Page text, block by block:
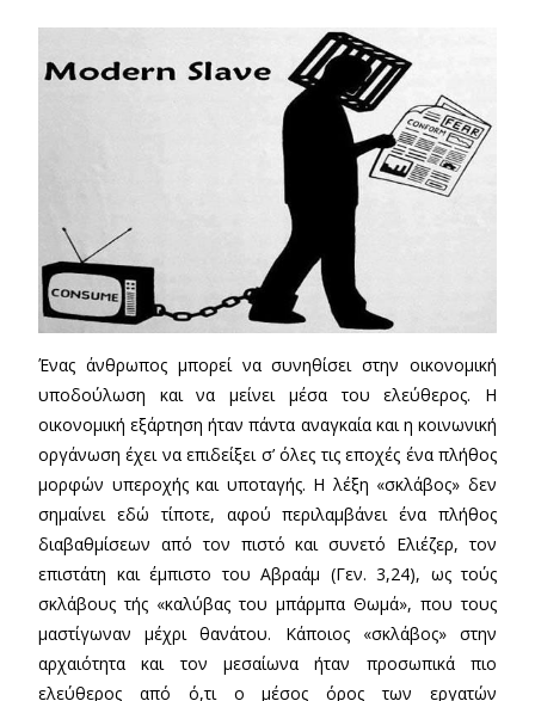
Ένας άνθρωπος μπορεί να συνηθίσει στην οικονομική
υποδούλωση και να μείνει μέσα του ελεύθερος. Η
οικονομική εξάρτηση ήταν πάντα αναγκαία και η κοινωνική
οργάνωση έχει να επιδείξει σ’ όλες τις εποχές ένα πλήθος
μορφών υπεροχής και υποταγής. Η λέξη «σκλάβος» δεν
σημαίνει εδώ τίποτε, αφού περιλαμβάνει ένα πλήθος
διαβαθμίσεων από τον πιστό και συνετό Ελιέζερ, τον
επιστάτη και έμπιστο του Αβραάμ (Γεν. 3,24), ως τούς
σκλάβους τής «καλύβας του μπάρμπα Θωμά», που τους
μαστίγωναν μέχρι θανάτου. Κάποιος «σκλάβος» στην
αρχαιότητα και τον μεσαίωνα ήταν προσωπικά πιο
ελεύθερος από ό,τι ο μέσος όρος των εργατών